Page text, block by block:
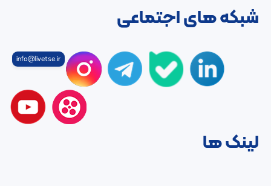
شبکه های اجتماعی
info@livetse.ir
لینک ها